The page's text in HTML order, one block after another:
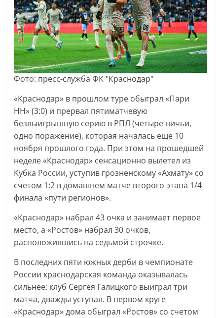
Фото: пресс-служба ФК "Краснодар"
«Краснодар» в прошлом туре обыграл «Пари
НН» (3:0) и прервал пятиматчевую
безвыигрышную серию в РПЛ (четыре ничьи,
одно поражение), которая началась еще 10
ноября прошлого года. При этом на прошедшей
неделе «Краснодар» сенсационно вылетел из
Кубка России, уступив грозненскому «Ахмату» со
счетом 1:2 в домашнем матче второго этапа 1/4
финала «пути регионов».
«Краснодар» набрал 43 очка и занимает первое
место, а «Ростов» набрал 30 очков,
расположившись на седьмой строчке.
В последних пяти южных дерби в чемпионате
России краснодарская команда оказывалась
сильнее: клуб Сергея Галицкого выиграл три
матча, дважды уступал. В первом круге
«Краснодар» дома обыграл «Ростов» со счетом